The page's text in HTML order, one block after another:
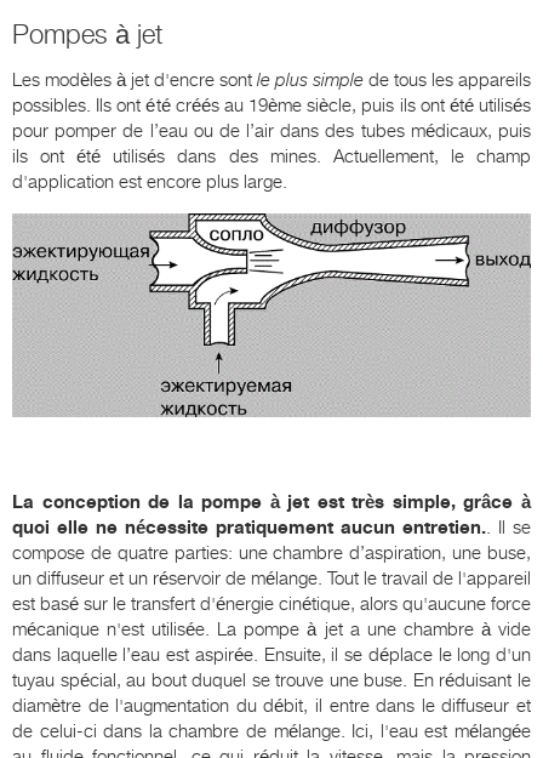
Pompes à jet
Les modèles à jet d'encre sont le plus simple de tous les appareils
possibles. Ils ont été créés au 19ème siècle, puis ils ont été utilisés
pour pomper de l’eau ou de l’air dans des tubes médicaux, puis
ils ont été utilisés dans des mines. Actuellement, le champ
d'application est encore plus large.
La conception de la pompe à jet est très simple, grâce à
quoi elle ne nécessite pratiquement aucun entretien.. Il se
compose de quatre parties: une chambre d’aspiration, une buse,
un diffuseur et un réservoir de mélange. Tout le travail de l'appareil
est basé sur le transfert d'énergie cinétique, alors qu'aucune force
mécanique n'est utilisée. La pompe à jet a une chambre à vide
dans laquelle l’eau est aspirée. Ensuite, il se déplace le long d'un
tuyau spécial, au bout duquel se trouve une buse. En réduisant le
diamètre de l'augmentation du débit, il entre dans le diffuseur et
de celui-ci dans la chambre de mélange. Ici, l'eau est mélangée